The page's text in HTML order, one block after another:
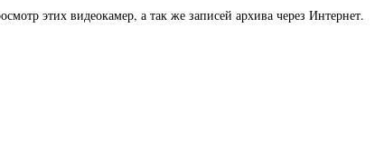
этих видеокамер, а так же записей архива через Интернет.